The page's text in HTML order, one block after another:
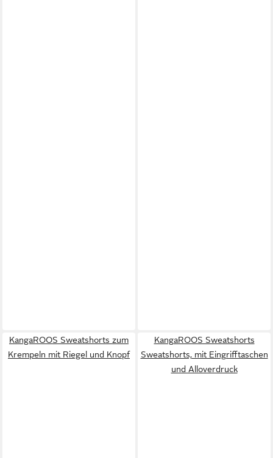
KangaROOS Sweatshorts zum
Krempeln mit Riegel und Knopf
KangaROOS Sweatshorts
Sweatshorts, mit Eingrifftaschen
und Alloverdruck